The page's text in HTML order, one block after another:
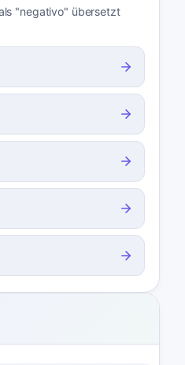
"negativo" übersetzt